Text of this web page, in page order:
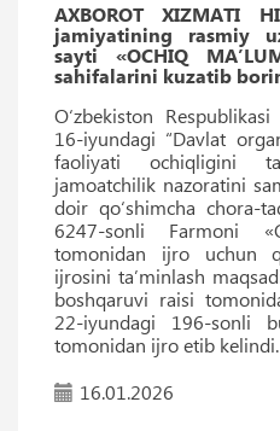
AXBOROT XIZMATI
jamiyatining rasmiy
sayti «OCHIQ
sahifalarini kuzatib
O‘zbekiston
16-iyundagi “Davlat
faoliyati ochiqligini
jamoatchilik nazoratini
doir qo‘shimcha chora-
6247-sonli Farmoni
tomonidan ijro uchun
ijrosini taʼminlash
boshqaruvi raisi
22-iyundagi 196-sonli
tomonidan ijro etib kelindi.
16.01.2026